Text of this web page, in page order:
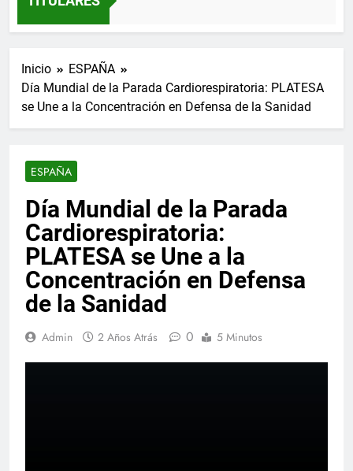
Inicio
ESPAÑA
Día Mundial de la Parada Cardiorespiratoria: PLATESA
se Une a la Concentración en Defensa de la Sanidad
ESPAÑA
Día Mundial de la Parada
Cardiorespiratoria:
PLATESA se Une a la
Concentración en Defensa
de la Sanidad
Admin 2 Años Atrás 0 5 Minutos